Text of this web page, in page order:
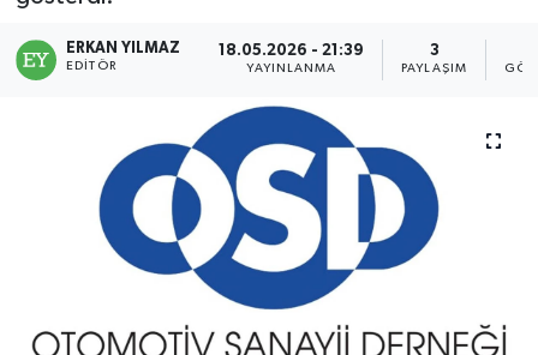
ERKAN YILMAZ
EDITÖR
18.05.2026 - 21:39
YAYINLANMA
3
PAYLAŞIM